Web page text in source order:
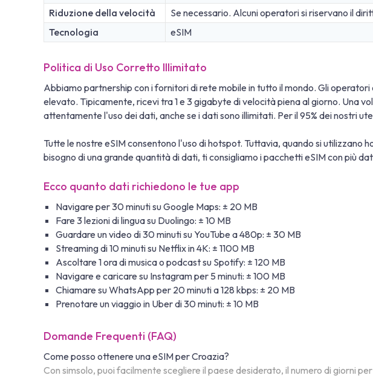
Riduzione della velocità
Se necessario. Alcuni operatori si riservano il
Tecnologia
eSIM
Politica di Uso Corretto Illimitato
Abbiamo partnership con i fornitori di rete mobile in tutto il mondo. Gli
elevato. Tipicamente, ricevi tra 1 e 3 gigabyte di velocità piena al giorno. Una
attentamente l'uso dei dati, anche se i dati sono illimitati. Per il 95% dei nostri
Tutte le nostre eSIM consentono l'uso di hotspot. Tuttavia, quando si utilizzano
bisogno di una grande quantità di dati, ti consigliamo i pacchetti eSIM con più
Ecco quanto dati richiedono le tue app
Navigare per 30 minuti su Google Maps: ± 20 MB
Fare 3 lezioni di lingua su Duolingo: ± 10 MB
Guardare un video di 30 minuti su YouTube a 480p: ± 30 MB
Streaming di 10 minuti su Netflix in 4K: ± 1100 MB
Ascoltare 1 ora di musica o podcast su Spotify: ± 120 MB
Navigare e caricare su Instagram per 5 minuti: ± 100 MB
Chiamare su WhatsApp per 20 minuti a 128 kbps: ± 20 MB
Prenotare un viaggio in Uber di 30 minuti: ± 10 MB
Domande Frequenti (FAQ)
Come posso ottenere una eSIM per Croazia?
Con simsolo, puoi facilmente scegliere il paese desiderato, il numero di giorni